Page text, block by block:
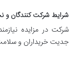
شرایط شرکت کنندگان و
شرکت در مزایده
جدیت خریداران و